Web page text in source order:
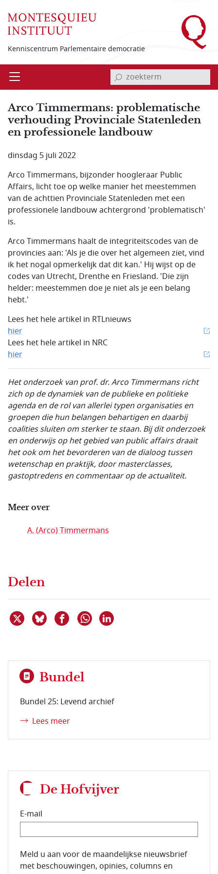
Kenniscentrum Parlementaire democratie
Open invoerveld zoekterm
Arco Timmermans: problematische
verhouding Provinciale Statenleden
en professionele landbouw
dinsdag 5 juli 2022
Arco Timmermans, bijzonder hoogleraar Public
Affairs, licht toe op welke manier het meestemmen
van de achttien Provinciale Statenleden met een
professionele landbouw achtergrond 'problematisch'
is.
Arco Timmermans haalt de integriteitscodes van de
provincies aan: 'Als je die over het algemeen ziet, vind
ik het nogal opmerkelijk dat dit kan.' Hij wijst op de
codes van Utrecht, Drenthe en Friesland. 'Die zijn
helder: meestemmen doe je niet als je een belang
hebt.'
Lees het hele artikel in RTLnieuws
hier
Lees het hele artikel in NRC
hier
Het onderzoek van prof. dr. Arco Timmermans richt
zich op de dynamiek van de publieke en politieke
agenda en de rol van allerlei typen organisaties en
groepen die hun belangen behartigen en daarbij
coalities sluiten om sterker te staan. Bij dit onderzoek
en onderwijs op het gebied van public affairs draait
het ook om het bevorderen van de dialoog tussen
wetenschap en praktijk, door masterclasses,
gastoptredens en commentaar op de actualiteit.
Meer over
A. (Arco) Timmermans
Delen
Deel dit item op X
Deel dit item op Bluesky
Deel dit item op Facebook
Delen via WhatsApp
Bundel
Bundel 25: Levend archief
Lees meer
De Hofvijver
E-mail
E-mailadres van de abonnee.
Meld u aan voor de maandelijkse nieuwsbrief
met beschouwingen, opinies, columns en